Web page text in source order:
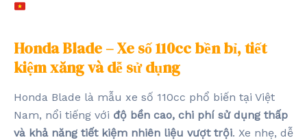
Honda Blade – Xe số 110cc bền bỉ, tiết
kiệm xăng và dễ sử dụng
Honda Blade là mẫu xe số 110cc phổ biến tại Việt
Nam, nổi tiếng với độ bền cao, chi phí sử dụng thấp
và khả năng tiết kiệm nhiên liệu vượt trội. Xe nhẹ, dễ